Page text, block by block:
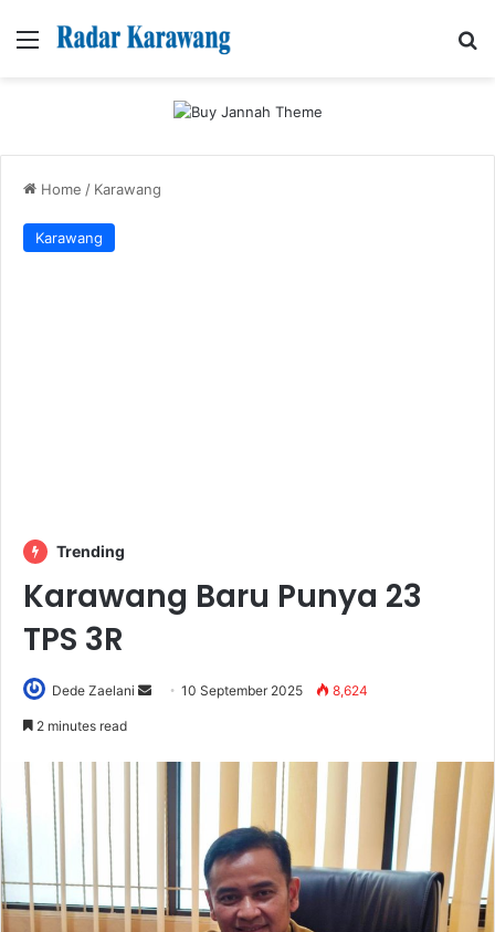
Menu
Home / Karawang
Karawang
Trending
Karawang Baru Punya 23
TPS 3R
Dede Zaelani
Send10 September 2025 8,624
2 minutes read